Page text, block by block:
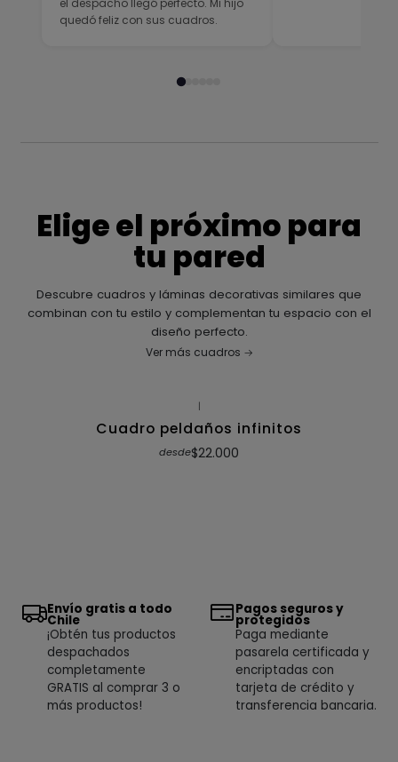
el despacho llegó perfecto. Mi hijo
quedó feliz con sus cuadros.
Elige el próximo para
tu pared
Descubre cuadros y láminas decorativas similares que
combinan con tu estilo y complementan tu espacio con el
diseño perfecto.
Ver más cuadros
|
Cuadro peldaños infinitos
desde$22.000
Envío gratis a todo
Chile
¡Obtén tus productos
despachados
completamente
GRATIS al comprar 3 o
más productos!
Pagos seguros y
protegidos
Paga mediante
pasarela certificada y
encriptadas con
tarjeta de crédito y
transferencia bancaria.